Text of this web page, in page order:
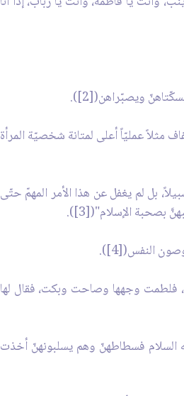
ويصبّراهن([2]).
عمليّاً أعلى لمتانة شخصيّة المرأة
بل لم يغفل عن هذا الأمر المهمّ حتّى
بصحبة الإسلام"([3]).
النفس([4]).
فلطمت وجهها وصاحت وبكت، فقال لها
السلام فسطاطهنّ وهم يسلبونهنّ أخذت